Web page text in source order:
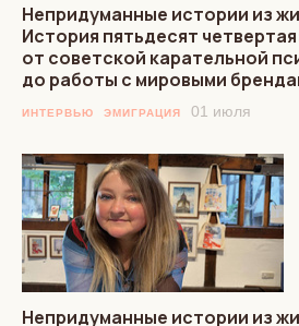
Непридуманные истории из
История пятьдесят
от советской карательной
до работы с мировыми
ИНТЕРВЬЮ ЭМИГРАЦИЯ 01 июля
Непридуманные истории из